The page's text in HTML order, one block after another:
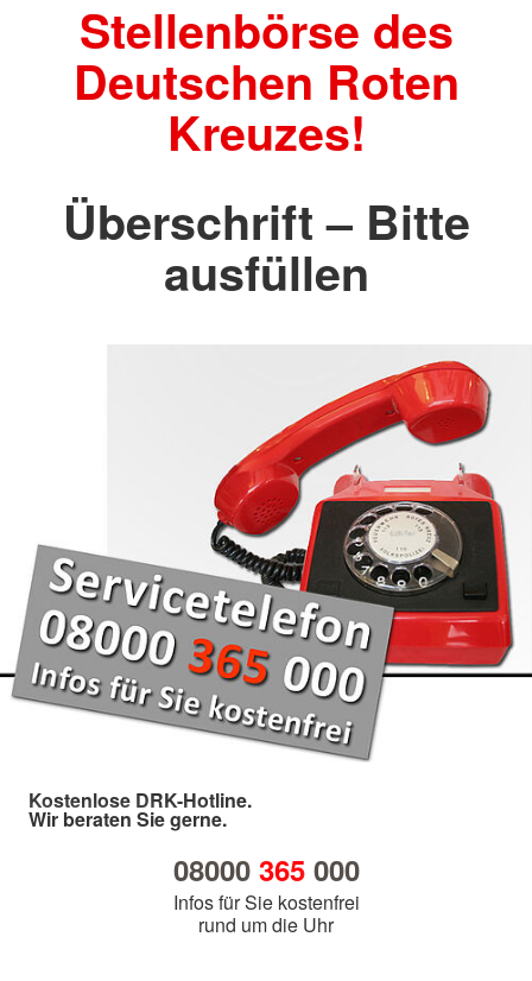
Stellenbörse des
Deutschen Roten
Kreuzes!
Überschrift – Bitte
ausfüllen
Kostenlose DRK-Hotline.
Wir beraten Sie gerne.
08000 365000
Infos für Sie kostenfrei
rund um die Uhr